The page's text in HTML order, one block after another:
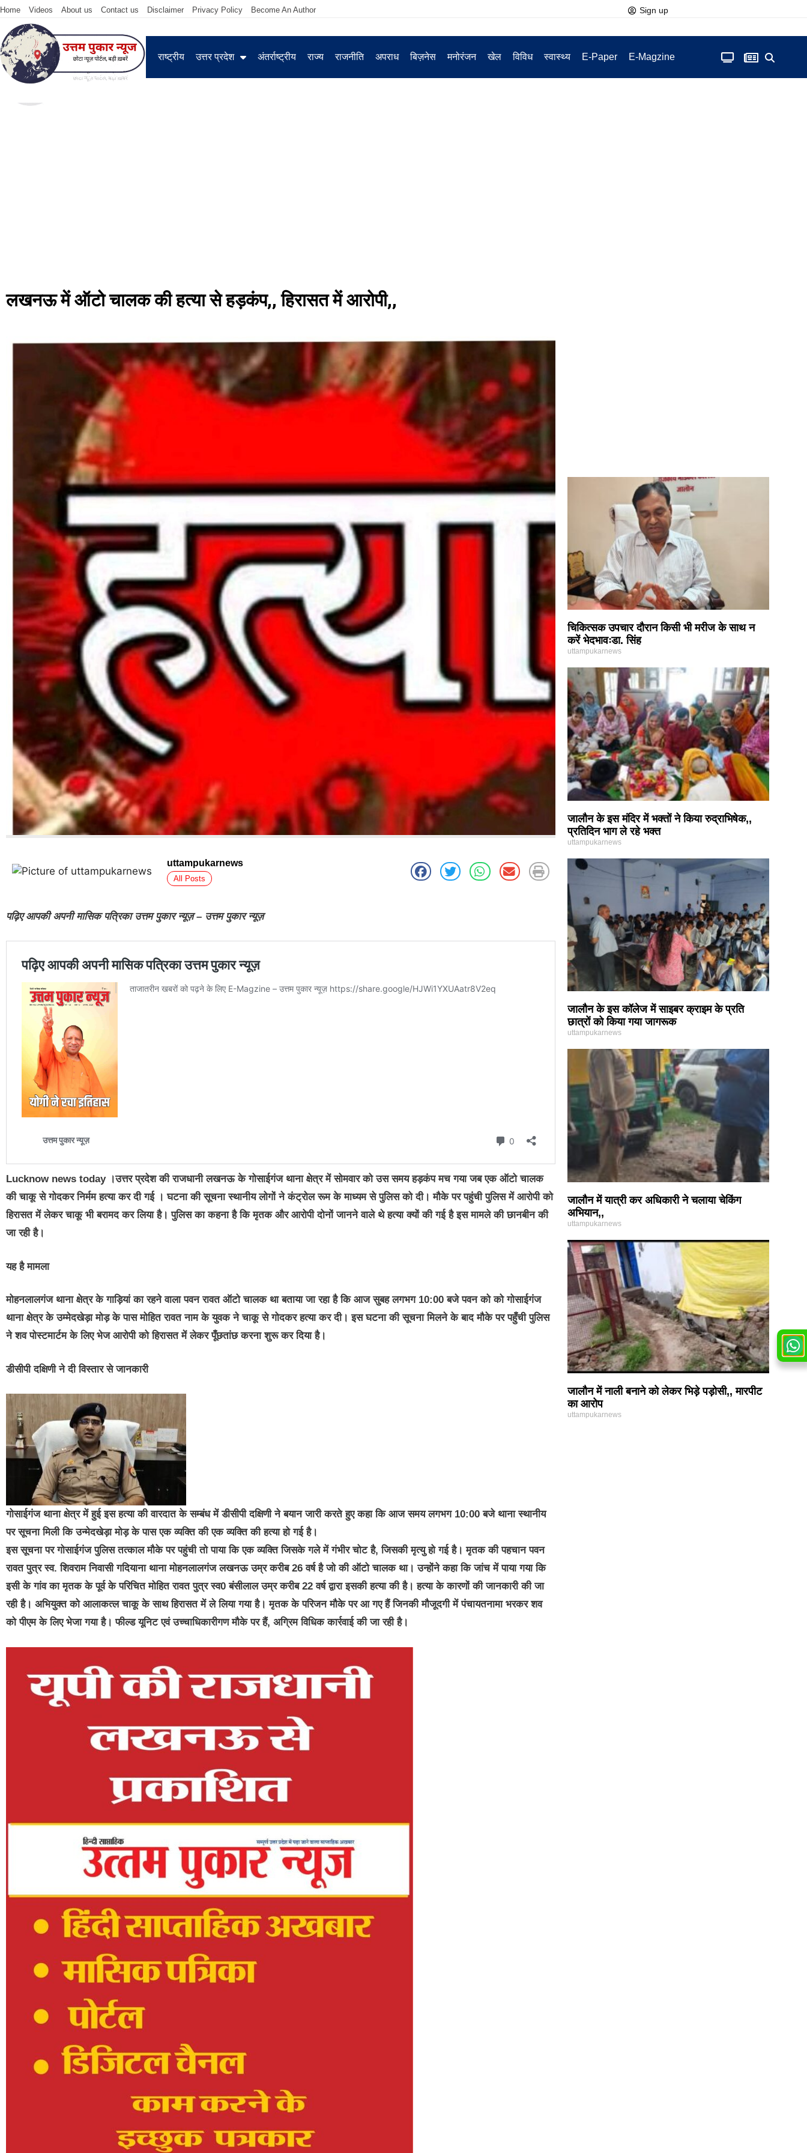
Home Videos About us Contact us Disclaimer Privacy Policy Become An Author Sign up
राष्ट्रीय उत्तर प्रदेश अंतर्राष्ट्रीय राज्य राजनीति अपराध बिज़नेस मनोरंजन खेल विविध स्वास्थ्य E-Paper E-Magzine
लखनऊ में ऑटो चालक की हत्या से हड़कंप,, हिरासत में आरोपी,,
uttampukarnews
All Posts
पढ़िए आपकी अपनी मासिक पत्रिका उत्तम पुकार न्यूज़ – उत्तम पुकार न्यूज़
Lucknow news today।उत्तर प्रदेश की राजधानी लखनऊ के गोसाईगंज थाना क्षेत्र में सोमवार को उस समय हड़कंप मच गया जब एक ऑटो चालक
की चाकू से गोदकर निर्मम हत्या कर दी गई । घटना की सूचना स्थानीय लोगों ने कंट्रोल रूम के माध्यम से पुलिस को दी। मौके पर पहुंची पुलिस में आरोपी को
हिरासत में लेकर चाकू भी बरामद कर लिया है। पुलिस का कहना है कि मृतक और आरोपी दोनों जानने वाले थे हत्या क्यों की गई है इस मामले की छानबीन की
जा रही है।
यह है मामला
मोहनलालगंज थाना क्षेत्र के गाड़ियां का रहने वाला पवन रावत ऑटो चालक था बताया जा रहा है कि आज सुबह लगभग 10:00 बजे पवन को को गोसाईगंज
थाना क्षेत्र के उम्मेदखेड़ा मोड़ के पास मोहित रावत नाम के युवक ने चाकू से गोदकर हत्या कर दी। इस घटना की सूचना मिलने के बाद मौके पर पहुँची पुलिस
ने शव पोस्टमार्टम के लिए भेज आरोपी को हिरासत में लेकर पूँछतांछ करना शुरू कर दिया है।
डीसीपी दक्षिणी ने दी विस्तार से जानकारी
गोसाईगंज थाना क्षेत्र में हुई इस हत्या की वारदात के सम्बंध में डीसीपी दक्षिणी ने बयान जारी करते हुए कहा कि आज समय लगभग 10:00 बजे थाना स्थानीय
पर सूचना मिली कि उन्मेदखेड़ा मोड़ के पास एक व्यक्ति की एक व्यक्ति की हत्या हो गई है।
इस सूचना पर गोसाईगंज पुलिस तत्काल मौके पर पहुंची तो पाया कि एक व्यक्ति जिसके गले में गंभीर चोट है, जिसकी मृत्यु हो गई है। मृतक की पहचान पवन
रावत पुत्र स्व. शिवराम निवासी गदियाना थाना मोहनलालगंज लखनऊ उम्र करीब 26 वर्ष है जो की ऑटो चालक था। उन्होंने कहा कि जांच में पाया गया कि
इसी के गांव का मृतक के पूर्व के परिचित मोहित रावत पुत्र स्व0 बंसीलाल उम्र करीब 22 वर्ष द्वारा इसकी हत्या की है। हत्या के कारणों की जानकारी की जा
रही है। अभियुक्त को आलाकत्ल चाकू के साथ हिरासत में ले लिया गया है। मृतक के परिजन मौके पर आ गए हैं जिनकी मौजूदगी में पंचायतनामा भरकर शव
को पीएम के लिए भेजा गया है। फील्ड यूनिट एवं उच्चाधिकारीगण मौके पर हैं, अग्रिम विधिक कार्रवाई की जा रही है।
चिकित्सक उपचार दौरान किसी भी मरीज के साथ न
करें भेदभावःडा. सिंह
uttampukarnews
जालौन के इस मंदिर में भक्तों ने किया रुद्राभिषेक,,
प्रतिदिन भाग ले रहे भक्त
uttampukarnews
जालौन के इस कॉलेज में साइबर क्राइम के प्रति
छात्रों को किया गया जागरूक
uttampukarnews
जालौन में यात्री कर अधिकारी ने चलाया चेकिंग
अभियान,,
uttampukarnews
जालौन में नाली बनाने को लेकर भिड़े पड़ोसी,, मारपीट
का आरोप
uttampukarnews